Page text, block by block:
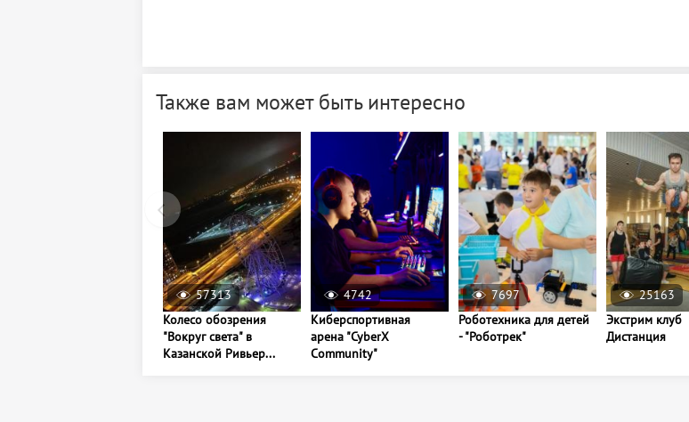
Также вам может быть интересно
57313
Колесо обозрения
"Вокруг света" в
Казанской Ривьер...
4742
Киберспортивная
арена "CyberX
Community"
7697
Роботехника для детей
- "Роботрек"
25163
Экстрим клуб
Дистанция